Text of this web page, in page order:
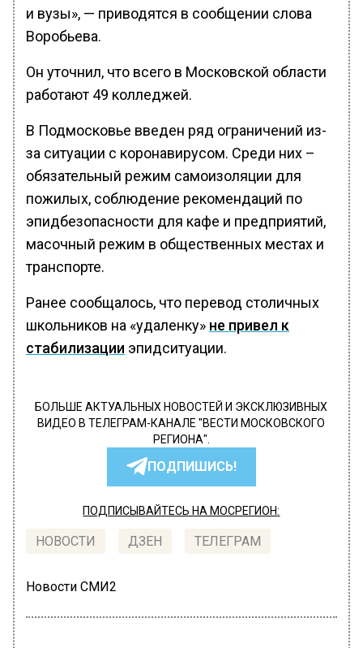
и вузы», — приводятся в сообщении слова
Воробьева.
Он уточнил, что всего в Московской области
работают 49 колледжей.
В Подмосковье введен ряд ограничений из-
за ситуации с коронавирусом. Среди них –
обязательный режим самоизоляции для
пожилых, соблюдение рекомендаций по
эпидбезопасности для кафе и предприятий,
масочный режим в общественных местах и
транспорте.
Ранее сообщалось, что перевод столичных
школьников на «удаленку» не привел к
стабилизации эпидситуации.
БОЛЬШЕ АКТУАЛЬНЫХ НОВОСТЕЙ И ЭКСКЛЮЗИВНЫХ
ВИДЕО В ТЕЛЕГРАМ-КАНАЛЕ "ВЕСТИ МОСКОВСКОГО
РЕГИОНА".
ПОДПИШИСЬ!
ПОДПИСЫВАЙТЕСЬ НА МОСРЕГИОН:
НОВОСТИ ДЗЕН ТЕЛЕГРАМ
Новости СМИ2